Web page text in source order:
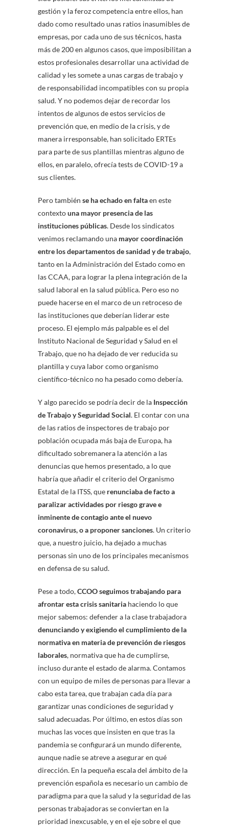
gestión y la feroz competencia entre ellos, han
dado como resultado unas ratios inasumibles de
empresas, por cada uno de sus técnicos, hasta
más de 200 en algunos casos, que imposibilitan a
estos profesionales desarrollar una actividad de
calidad y les somete a unas cargas de trabajo y
de responsabilidad incompatibles con su propia
salud. Y no podemos dejar de recordar los
intentos de algunos de estos servicios de
prevención que, en medio de la crisis, y de
manera irresponsable, han solicitado ERTEs
para parte de sus plantillas mientras alguno de
ellos, en paralelo, ofrecía tests de COVID-19 a
sus clientes.
Pero también se ha echado en faltaen este
contextouna mayor presencia de las
instituciones públicas. Desde los sindicatos
venimos reclamando una mayor coordinación
entre los departamentos de sanidad y de trabajo,
tanto en la Administración del Estado como en
las CCAA, para lograr la plena integración de la
salud laboral en la salud pública. Pero eso no
puede hacerse en el marco de un retroceso de
las instituciones que deberían liderar este
proceso. El ejemplo más palpable es el del
Instituto Nacional de Seguridad y Salud en el
Trabajo, que no ha dejado de ver reducida su
plantilla y cuya labor como organismo
científico-técnico no ha pesado como debería.
Y algo parecido se podría decir de la Inspección
de Trabajo y Seguridad Social. El contar con una
de las ratios de inspectores de trabajo por
población ocupada más baja de Europa, ha
dificultado sobremanera la atención a las
denuncias que hemos presentado, a lo que
habría que añadir el criterio del Organismo
Estatal de la ITSS, que renunciaba de facto a
paralizar actividades por riesgo grave e
inminente de contagio ante el nuevo
coronavirus, o a proponer sanciones. Un criterio
que, a nuestro juicio, ha dejado a muchas
personas sin uno de los principales mecanismos
en defensa de su salud.
Pese a todo,CCOOseguimos trabajando para
afrontar esta crisis sanitaria haciendo lo que
mejor sabemos: defender a la clase trabajadora
denunciando y exigiendo el cumplimiento de la
normativa en materia de prevención de riesgos
laborales, normativa que ha de cumplirse,
incluso durante el estado de alarma. Contamos
con un equipo de miles de personas para llevar a
cabo esta tarea, que trabajan cada día para
garantizar unas condiciones de seguridad y
salud adecuadas. Por último, en estos días son
muchas las voces que insisten en que tras la
pandemia se configurará un mundo diferente,
aunque nadie se atreve a asegurar en qué
dirección. En la pequeña escala del ámbito de la
prevención española es necesario un cambio de
paradigma para que la salud y la seguridad de las
personas trabajadoras se conviertan en la
prioridad inexcusable, y en el eje sobre el que